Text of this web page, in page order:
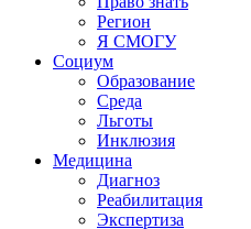
Регион
Я СМОГУ
Социум
Образование
Среда
Льготы
Инклюзия
Медицина
Диагноз
Реабилитация
Экспертиза